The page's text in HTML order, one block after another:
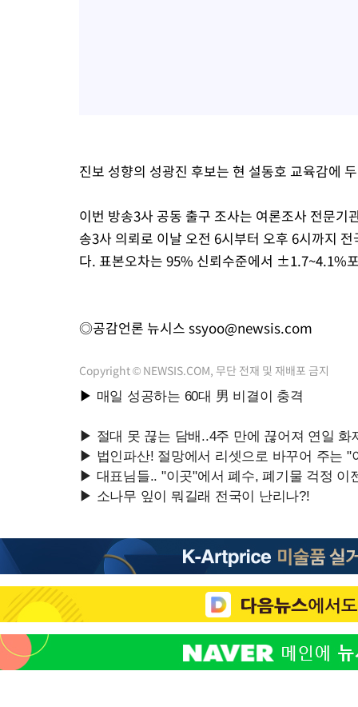
진보 성향의 성광진 후보는 현 설동호 교육감에
이번 방송3사 공동 출구 조사는 여론조사 전문
송3사 의뢰로 이날 오전 6시부터 오후 6시까지
다. 표본오차는 95% 신뢰수준에서 ±1.7~4.1%
◎공감언론 뉴시스 ssyoo@newsis.com
Copyright © NEWSIS.COM, 무단 전재 및 재배포 금지